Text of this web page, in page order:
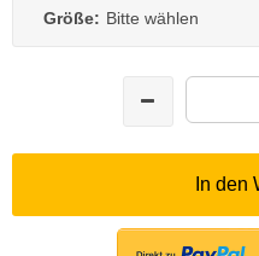
Größe: Bitte wählen
In den